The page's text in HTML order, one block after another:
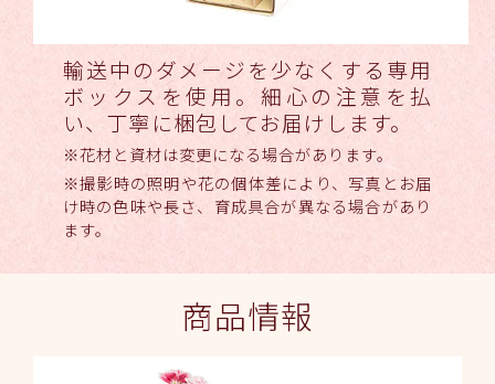
輸送中のダメージを少なくする専用
ボックスを使用。細心の注意を払
い、丁寧に梱包してお届けします。
※花材と資材は変更になる場合があります。
※撮影時の照明や花の個体差により、写真とお届
け時の色味や長さ、育成具合が異なる場合があり
ます。
商品情報